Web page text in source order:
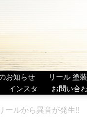
お知らせ リール 塗
インスタ お問い合
ールから異音が発生!!